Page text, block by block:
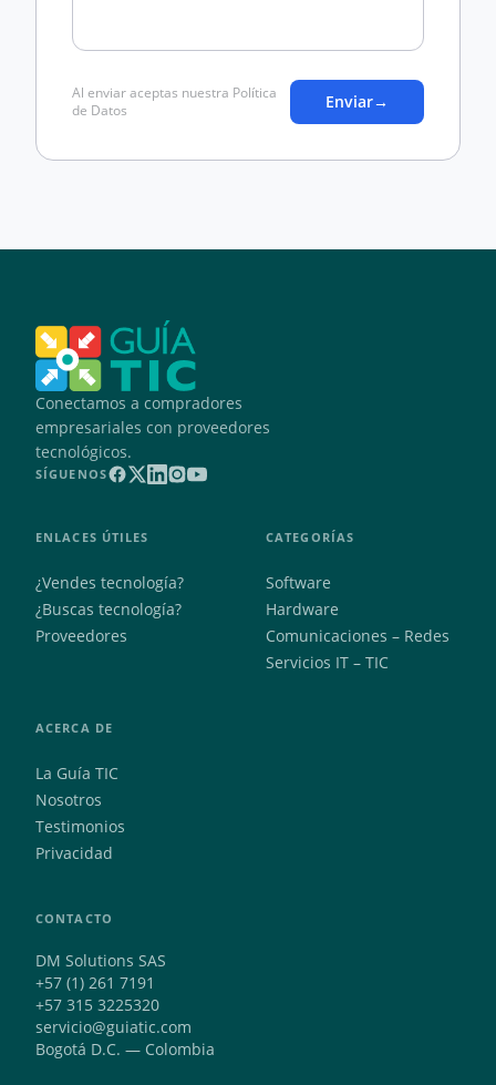
Al enviar aceptas nuestra Política
de Datos
Enviar→
Conectamos a compradores
empresariales con proveedores
tecnológicos.
SÍGUENOS
ENLACES ÚTILES
¿Vendes tecnología?
¿Buscas tecnología?
Proveedores
CATEGORÍAS
Software
Hardware
Comunicaciones – Redes
Servicios IT – TIC
ACERCA DE
La Guía TIC
Nosotros
Testimonios
Privacidad
CONTACTO
DM Solutions SAS
+57 (1) 261 7191
+57 315 3225320
servicio@guiatic.com
Bogotá D.C. — Colombia